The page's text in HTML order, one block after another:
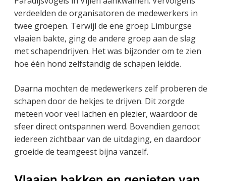
verdeelden de organisatoren de medewerkers in
twee groepen. Terwijl de ene groep Limburgse
vlaaien bakte, ging de andere groep aan de slag
met schapendrijven. Het was bijzonder om te zien
hoe één hond zelfstandig de schapen leidde.
Daarna mochten de medewerkers zelf proberen de
schapen door de hekjes te drijven. Dit zorgde
meteen voor veel lachen en plezier, waardoor de
sfeer direct ontspannen werd. Bovendien genoot
iedereen zichtbaar van de uitdaging, en daardoor
groeide de teamgeest bijna vanzelf.